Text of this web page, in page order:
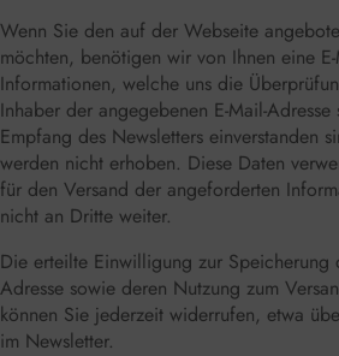
Wenn Sie den auf der Webseite
möchten, benötigen wir von Ihnen eine
Informationen, welche uns die
Inhaber der angegebenen E-Mail-
Empfang des Newsletters einverstanden
werden nicht erhoben. Diese Daten
für den Versand der angeforderten
nicht an Dritte weiter.
Die erteilte Einwilligung zur Speicherung
Adresse sowie deren Nutzung zum
können Sie jederzeit widerrufen, etwa
im Newsletter.